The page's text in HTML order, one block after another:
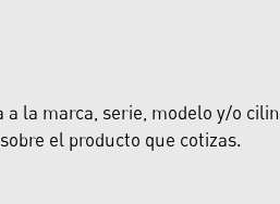
la marca, serie, modelo y/o
el producto que cotizas.